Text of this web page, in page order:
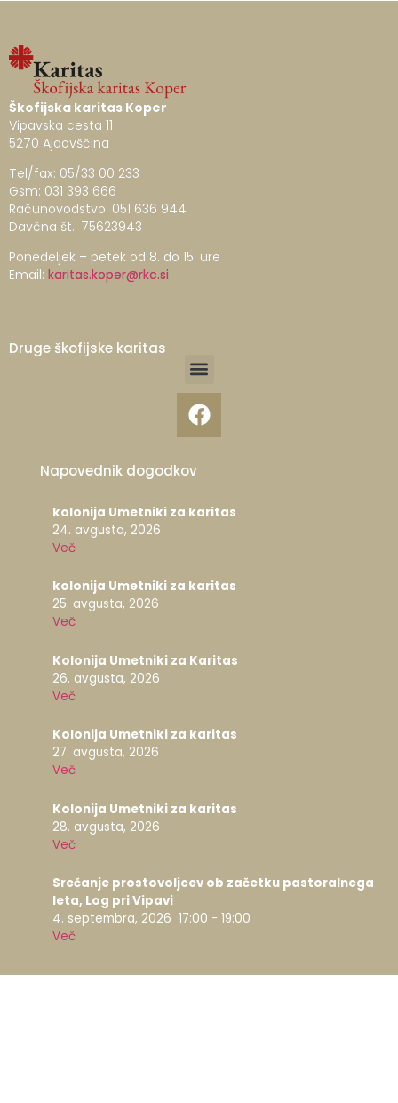
Škofijska karitas Koper
Vipavska cesta 11
5270 Ajdovščina
Tel/fax: 05/33 00 233
Gsm: 031 393 666
Računovodstvo: 051 636 944
Davčna št.: 75623943
Ponedeljek – petek od 8. do 15. ure
Email: karitas.koper@rkc.si
Druge škofijske karitas
Napovednik dogodkov
kolonija Umetniki za karitas
24. avgusta, 2026
Več
kolonija Umetniki za karitas
25. avgusta, 2026
Več
Kolonija Umetniki za Karitas
26. avgusta, 2026
Več
Kolonija Umetniki za karitas
27. avgusta, 2026
Več
Kolonija Umetniki za karitas
28. avgusta, 2026
Več
Srečanje prostovoljcev ob začetku pastoralnega
leta, Log pri Vipavi
4. septembra, 2026 17:00 - 19:00
Več